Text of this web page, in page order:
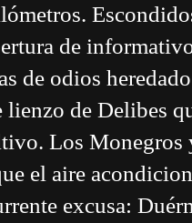
de
de odios
lienzo de Delibes
Los Monegros
el aire
excusa: